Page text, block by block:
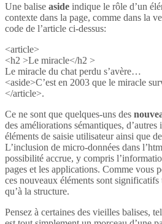
Une balise aside indique le rôle d’un
contexte dans la page, comme dans la
code de l’article ci-dessus:
<article>
<h2 >Le miracle</h2 >
Le miracle du chat perdu s’avère…
<aside>C’est en 2003 que le miracle
</article>.
Ce ne sont que quelques-uns des
des améliorations sémantiques,
éléments de saisie utilisateur ainsi que
L’inclusion de micro-données dans
possibilité accrue, y compris
pages et les applications. Comme vous
ces nouveaux éléments sont significatifs
qu’à la structure.
Pensez à certaines des vieilles balises,